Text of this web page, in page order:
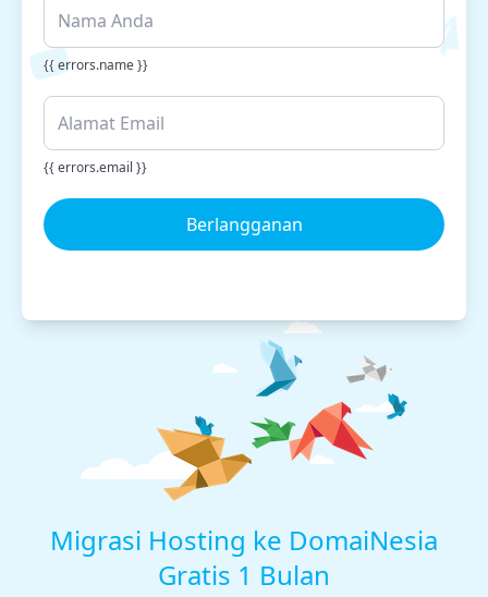
{{ errors.name }}
{{ errors.email }}
Berlangganan
Migrasi Hosting ke DomaiNesia
Gratis 1 Bulan